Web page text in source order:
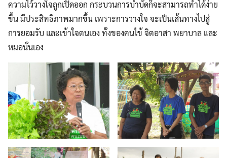
ความไว้วางใจถูกเปิดออก กระบวนการบำบัดก็จะสามารถทำได้ง่าย
ขึ้น มีประสิทธิภาพมากขึ้น เพราะการวางใจ จะเป็นเส้นทางไปสู่
การยอมรับ และเข้าใจตนเอง ทั้งของคนไข้ จิตอาสา พยาบาล และ
หมอนั่นเอง